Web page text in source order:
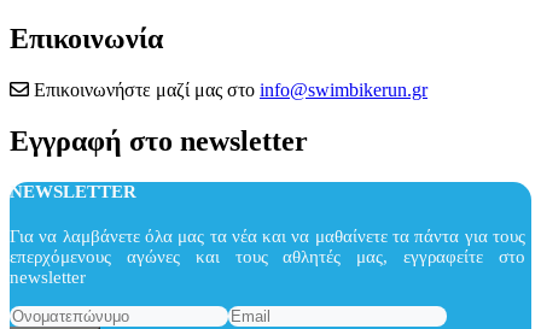
Επικοινωνία
Επικοινωνήστε μαζί μας στο info@swimbikerun.gr
Εγγραφή στο newsletter
NEWSLETTER
Για να λαμβάνετε όλα μας τα νέα και να μαθαίνετε τα πάντα για τους
επερχόμενους αγώνες και τους αθλητές μας, εγγραφείτε στο
newsletter